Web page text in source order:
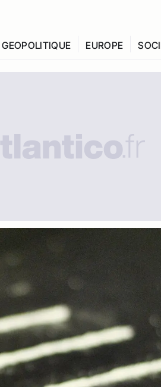
GEOPOLITIQUE EUROPE